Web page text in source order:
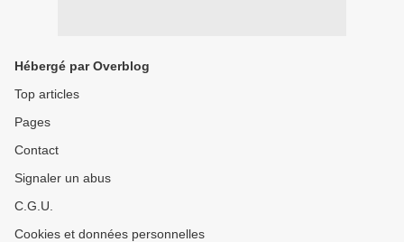
Hébergé par Overblog
Top articles
Pages
Contact
Signaler un abus
C.G.U.
Cookies et données personnelles